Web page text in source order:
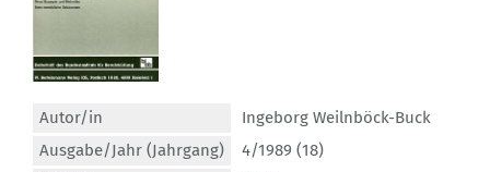
Autor/in
Ingeborg Weilnböck-Buck
Ausgabe/Jahr (Jahrgang)
4/1989 (18)